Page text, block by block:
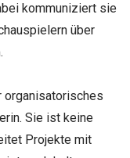
kommuniziert sie
über
organisatorisches
Sie ist keine
Projekte mit